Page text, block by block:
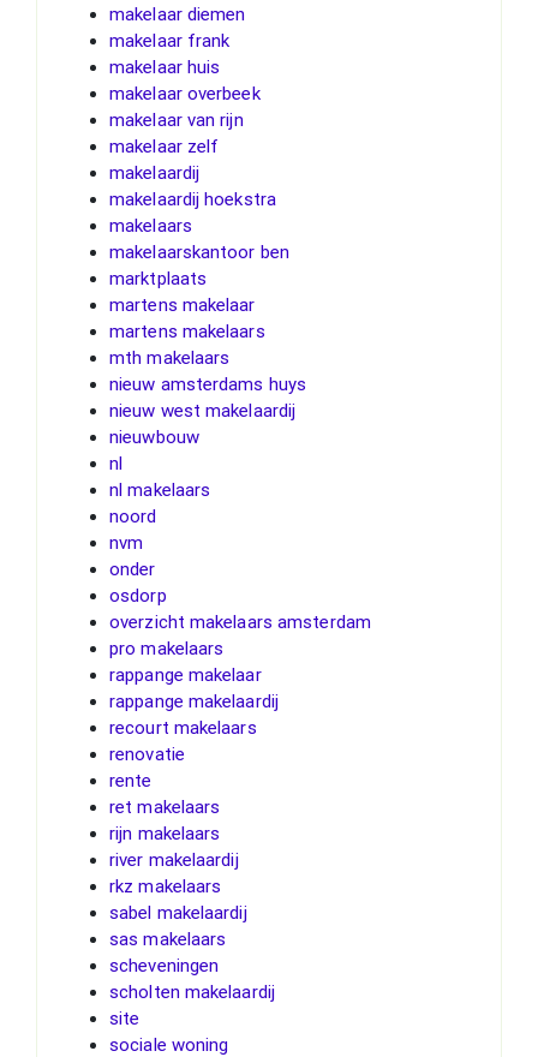
makelaar diemen
makelaar frank
makelaar huis
makelaar overbeek
makelaar van rijn
makelaar zelf
makelaardij
makelaardij hoekstra
makelaars
makelaarskantoor ben
marktplaats
martens makelaar
martens makelaars
mth makelaars
nieuw amsterdams huys
nieuw west makelaardij
nieuwbouw
nl
nl makelaars
noord
nvm
onder
osdorp
overzicht makelaars amsterdam
pro makelaars
rappange makelaar
rappange makelaardij
recourt makelaars
renovatie
rente
ret makelaars
rijn makelaars
river makelaardij
rkz makelaars
sabel makelaardij
sas makelaars
scheveningen
scholten makelaardij
site
sociale woning